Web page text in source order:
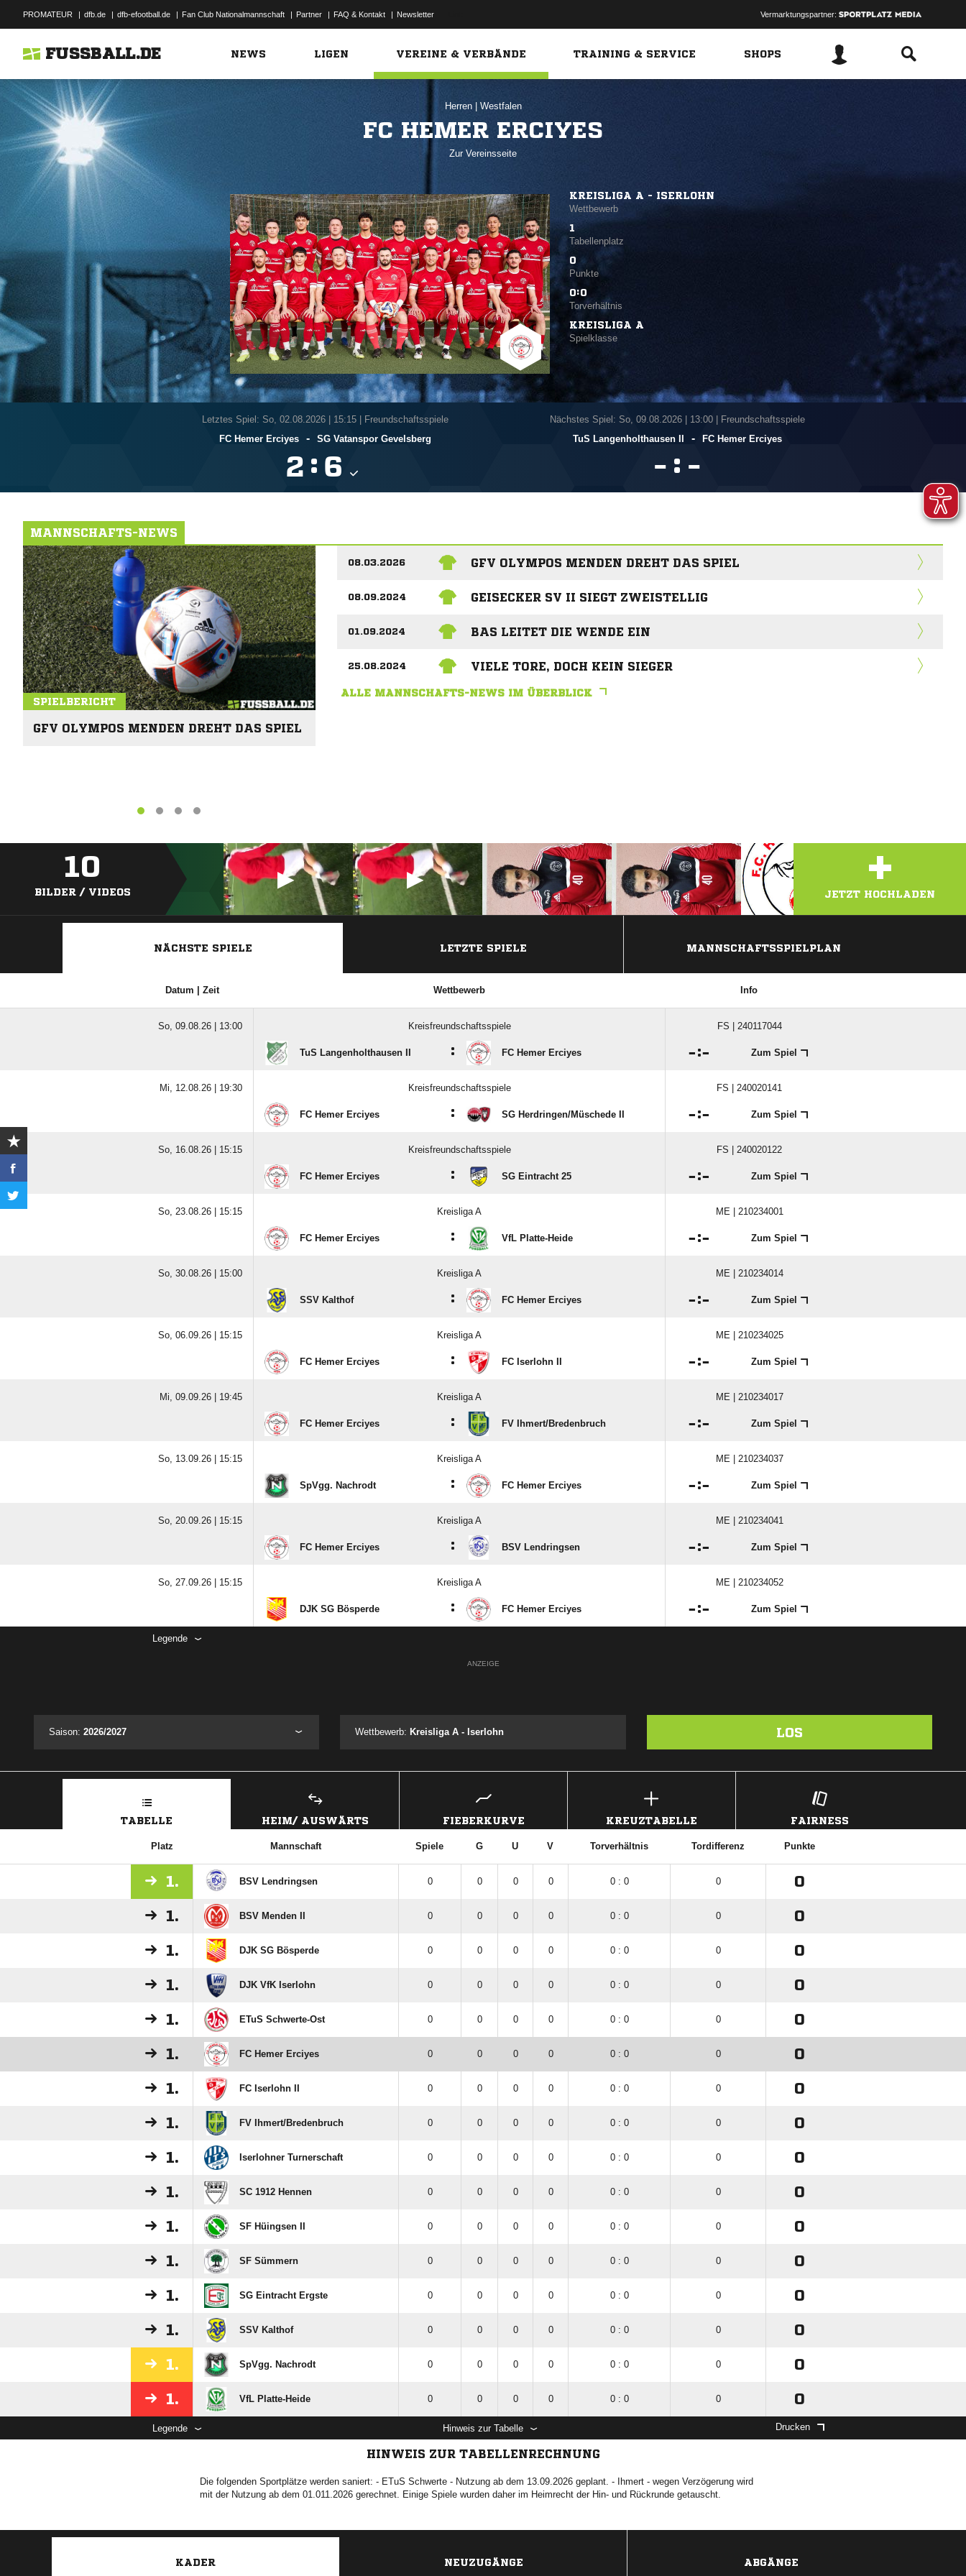
PROMATEUR | dfb.de | dfb-efootball.de | Fan Club Nationalmannschaft | Partner | FAQ & Kontakt | Newsletter Vermarktungspartner:
FUSSBALL.DE NEWS LIGEN VEREINE & VERBÄNDE TRAINING & SERVICE SHOPS
Herren Westfalen
FC HEMER ERCIYES
Zur Vereinsseite
KREISLIGA A - ISERLOHN
Wettbewerb
1
Tabellenplatz
0
Punkte
0:0
Torverhältnis
KREISLIGA A
Spielklasse
Letztes Spiel: So, 02.08.2026| 15:15 | Freundschaftsspiele
FC Hemer Erciyes
- SG Vatanspor Gevelsberg
 : 
Nächstes Spiel: So, 09.08.2026| 13:00 | Freundschaftsspiele
TuS Langenholthausen II
- FC Hemer Erciyes
 : 
MANNSCHAFTS-NEWS
SPIELBERICHT
GFV OLYMPOS MENDEN DREHT DAS SPIEL
08.03.2026 GFV OLYMPOS MENDEN DREHT DAS SPIEL
08.09.2024 GEISECKER SV II SIEGT ZWEISTELLIG
01.09.2024 BAS LEITET DIE WENDE EIN
25.08.2024 VIELE TORE, DOCH KEIN SIEGER
ALLE MANNSCHAFTS-NEWS IM ÜBERBLICK
10
BILDER / VIDEOS +
JETZT HOCHLADEN
NÄCHSTE SPIELE LETZTE SPIELE MANNSCHAFTSSPIELPLAN
Datum | Zeit Wettbewerb Info
So, 09.08.26 | 13:00 Kreisfreundschaftsspiele FS | 240117044
TuS Langenholthausen II : FC Hemer Erciyes : Zum Spiel
Mi, 12.08.26 | 19:30 Kreisfreundschaftsspiele FS | 240020141
FC Hemer Erciyes : SG Herdringen/​Müschede II : Zum Spiel
So, 16.08.26 | 15:15 Kreisfreundschaftsspiele FS | 240020122
FC Hemer Erciyes : SG Eintracht 25 : Zum Spiel
So, 23.08.26 | 15:15 Kreisliga A ME | 210234001
FC Hemer Erciyes : VfL Platte-Heide : Zum Spiel
So, 30.08.26 | 15:00 Kreisliga A ME | 210234014
SSV Kalthof : FC Hemer Erciyes : Zum Spiel
So, 06.09.26 | 15:15 Kreisliga A ME | 210234025
FC Hemer Erciyes : FC Iserlohn II : Zum Spiel
Mi, 09.09.26 | 19:45 Kreisliga A ME | 210234017
FC Hemer Erciyes : FV Ihmert/​Bredenbruch : Zum Spiel
So, 13.09.26 | 15:15 Kreisliga A ME | 210234037
SpVgg. Nachrodt : FC Hemer Erciyes : Zum Spiel
So, 20.09.26 | 15:15 Kreisliga A ME | 210234041
FC Hemer Erciyes : BSV Lendringsen : Zum Spiel
So, 27.09.26 | 15:15 Kreisliga A ME | 210234052
DJK SG Bösperde : FC Hemer Erciyes : Zum Spiel
Legende
ANZEIGE
Saison: 2026/2027 Wettbewerb: Kreisliga A - Iserlohn LOS
TABELLE HEIM/ AUSWÄRTS FIEBERKURVE KREUZTABELLE FAIRNESS
Platz Mannschaft Spiele G U V Torverhältnis Tordifferenz Punkte
1. BSV Lendringsen 0 0 0 0 0 : 0 0 0
1. BSV Menden II 0 0 0 0 0 : 0 0 0
1. DJK SG Bösperde 0 0 0 0 0 : 0 0 0
1. DJK VfK Iserlohn 0 0 0 0 0 : 0 0 0
1. ETuS Schwerte-Ost 0 0 0 0 0 : 0 0 0
1. FC Hemer Erciyes 0 0 0 0 0 : 0 0 0
1. FC Iserlohn II 0 0 0 0 0 : 0 0 0
1. FV Ihmert/​Bredenbruch 0 0 0 0 0 : 0 0 0
1. Iserlohner Turnerschaft 0 0 0 0 0 : 0 0 0
1. SC 1912 Hennen 0 0 0 0 0 : 0 0 0
1. SF Hüingsen II 0 0 0 0 0 : 0 0 0
1. SF Sümmern 0 0 0 0 0 : 0 0 0
1. SG Eintracht Ergste 0 0 0 0 0 : 0 0 0
1. SSV Kalthof 0 0 0 0 0 : 0 0 0
1. SpVgg. Nachrodt 0 0 0 0 0 : 0 0 0
1. VfL Platte-Heide 0 0 0 0 0 : 0 0 0
Legende Hinweis zur Tabelle Drucken
HINWEIS ZUR TABELLENRECHNUNG
Die folgenden Sportplätze werden saniert: - ETuS Schwerte - Nutzung ab dem 13.09.2026 geplant. - Ihmert - wegen Verzögerung wird
mit der Nutzung ab dem 01.011.2026 gerechnet. Einige Spiele wurden daher im Heimrecht der Hin- und Rückrunde getauscht.
KADER NEUZUGÄNGE ABGÄNGE